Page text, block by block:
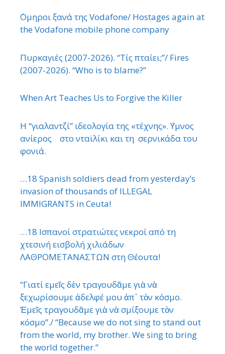
΄Ομηροι ξανά της Vodafone/ Hostages again at
the Vodafone mobile phone company
Πυρκαγιές (2007-2026). “Τίς πταίει;”/ Fires
(2007-2026). “Who is to blame?”
When Art Teaches Us to Forgive the Killer
Η “γιαλαντζί” ιδεολογία της «τέχνης». ΄Υμνος
ανίερος στο νταϊλίκι και τη σερνικάδα του
φονιά.
…18 Spanish soldiers dead from yesterday’s
invasion of thousands of ILLEGAL
IMMIGRANTS in Ceuta!
…18 Ισπανοί στρατιώτες νεκροί από τη
χτεσινή εισβολή χιλιάδων
ΛΑΘΡΟΜΕΤΑΝΑΣΤΩΝ στη Θέουτα!
“Γιατί εμεῖς δὲν τραγουδᾶμε γιὰ νὰ
ξεχωρίσουμε ἀδελφέ μου ἀπ᾿ τὸν κόσμο.
Ἐμεῖς τραγουδᾶμε γιὰ νὰ σμίξουμε τὸν
κόσμο”./ “Because we do not sing to stand out
from the world, my brother. We sing to bring
the world together.”